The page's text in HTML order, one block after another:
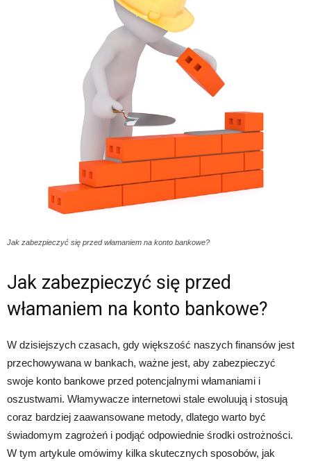
Jak zabezpieczyć się przed włamaniem na konto bankowe?
Jak zabezpieczyć się przed
włamaniem na konto bankowe?
W dzisiejszych czasach, gdy większość naszych finansów jest
przechowywana w bankach, ważne jest, aby zabezpieczyć
swoje konto bankowe przed potencjalnymi włamaniami i
oszustwami. Włamywacze internetowi stale ewoluują i stosują
coraz bardziej zaawansowane metody, dlatego warto być
świadomym zagrożeń i podjąć odpowiednie środki ostrożności.
W tym artykule omówimy kilka skutecznych sposobów, jak